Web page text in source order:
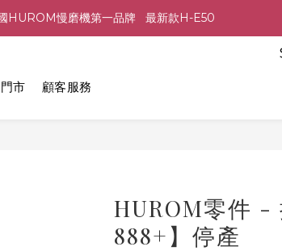
HUROM慢磨機第一品牌   最新款H-E50
市 顧客服務
HUROM零件 -
888+】停產